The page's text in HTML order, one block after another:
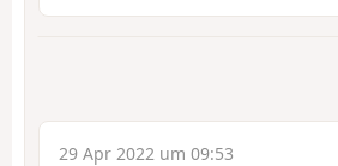
29 Apr 2022 um 09:53